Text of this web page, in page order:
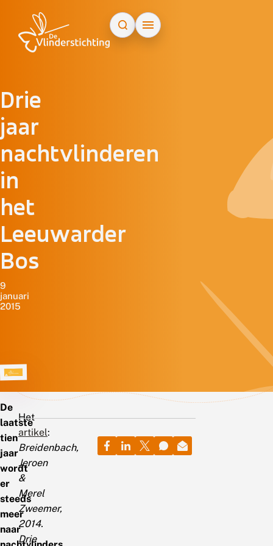
Drie
jaar
nachtvlinderen
in
het
Leeuwarder
Bos
9
januari
2015
De
laatste
tien
jaar
wordt
er
steeds
meer
naar
Het
artikel:
Breidenbach,
Jeroen
&
Merel
Zweemer,
2014.
Drie